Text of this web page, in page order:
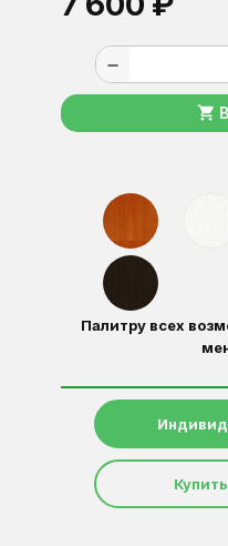
remove
shopping_cart
Палитру всех